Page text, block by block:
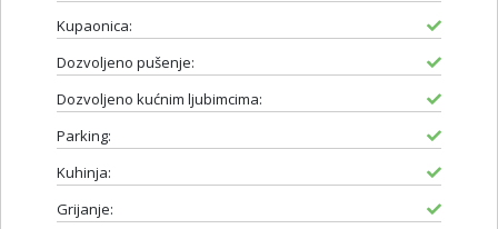
Kupaonica:
Dozvoljeno pušenje:
Dozvoljeno kućnim ljubimcima:
Parking:
Kuhinja:
Grijanje: